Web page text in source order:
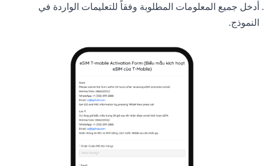
أدخل جميع المعلومات المطلوبة وفقاً للتعليمات الواردة في
النموذج.